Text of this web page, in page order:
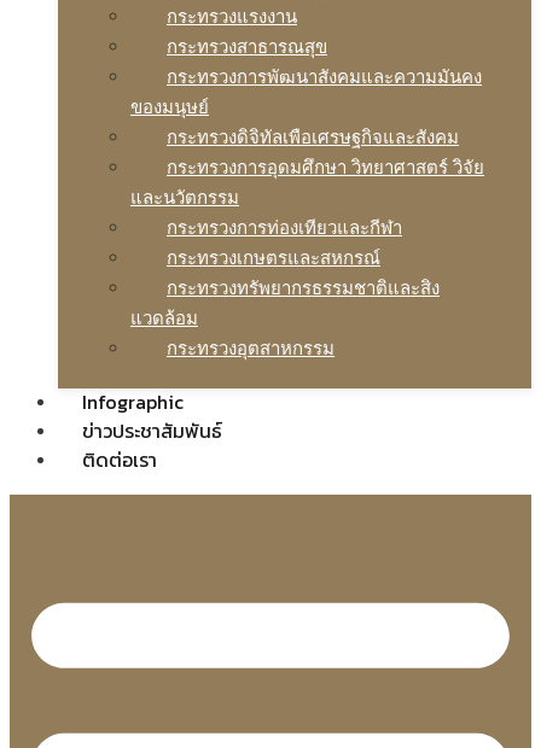
กระทรวงแรงงาน
กระทรวงสาธารณสุข
กระทรวงการพัฒนาสังคมและความมันคง
ของมนุษย์
กระทรวงดิจิทัลเพือเศรษฐกิจและสังคม
กระทรวงการอุดมศึกษา วิทยาศาสตร์ วิจัย
และนวัตกรรม
กระทรวงการท่องเทียวและกีฬา
กระทรวงเกษตรและสหกรณ์
กระทรวงทรัพยากรธรรมชาติและสิง
แวดล้อม
กระทรวงอุตสาหกรรม
Infographic
ข่าวประชาสัมพันธ์
ติดต่อเรา